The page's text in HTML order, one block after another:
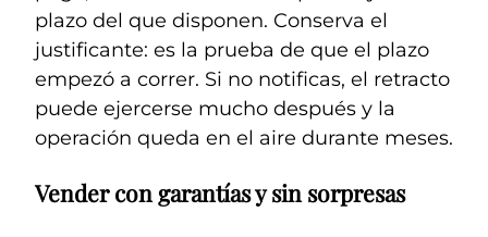
plazo del que disponen. Conserva el
justificante: es la prueba de que el plazo
empezó a correr. Si no notificas, el retracto
puede ejercerse mucho después y la
operación queda en el aire durante meses.
Vender con garantías y sin sorpresas